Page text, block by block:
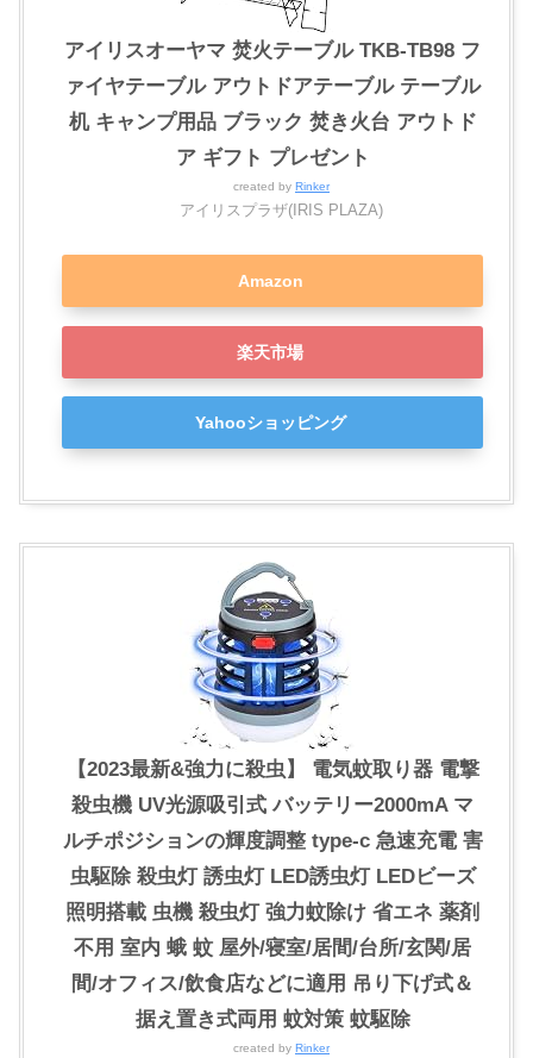
アイリスオーヤマ 焚火テーブル TKB-TB98 フ
ァイヤテーブル アウトドアテーブル テーブル
机 キャンプ用品 ブラック 焚き火台 アウトド
ア ギフト プレゼント
created by Rinker
アイリスプラザ(IRIS PLAZA)
Amazon
楽天市場
Yahooショッピング
【2023最新&強力に殺虫】 電気蚊取り器 電撃
殺虫機 UV光源吸引式 バッテリー2000mA マ
ルチポジションの輝度調整 type-c 急速充電 害
虫駆除 殺虫灯 誘虫灯 LED誘虫灯 LEDビーズ
照明搭載 虫機 殺虫灯 強力蚊除け 省エネ 薬剤
不用 室内 蛾 蚊 屋外/寝室/居間/台所/玄関/居
間/オフィス/飲食店などに適用 吊り下げ式＆
据え置き式両用 蚊対策 蚊駆除
created by Rinker